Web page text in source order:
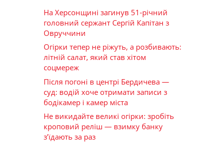
На Херсонщині загинув 51-річний
головний сержант Сергій Капітан з
Овруччини
Огірки тепер не ріжуть, а розбивають:
літній салат, який став хітом
соцмереж
Після погоні в центрі Бердичева —
суд: водій хоче отримати записи з
бодікамер і камер міста
Не викидайте великі огірки: зробіть
кроповий реліш — взимку банку
з’їдають за раз